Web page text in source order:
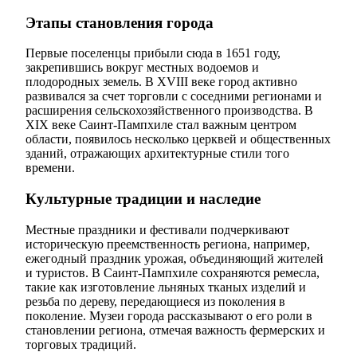
Этапы становления города
Первые поселенцы прибыли сюда в 1651 году,
закрепившись вокруг местных водоемов и
плодородных земель. В XVIII веке город активно
развивался за счет торговли с соседними регионами и
расширения сельскохозяйственного производства. В
XIX веке Саинт-Пампхиле стал важным центром
области, появилось несколько церквей и общественных
зданий, отражающих архитектурные стили того
времени.
Культурные традиции и наследие
Местные праздники и фестивали подчеркивают
историческую преемственность региона, например,
ежегодный праздник урожая, объединяющий жителей
и туристов. В Саинт-Пампхиле сохраняются ремесла,
такие как изготовление льняных тканых изделий и
резьба по дереву, передающиеся из поколения в
поколение. Музеи города рассказывают о его роли в
становлении региона, отмечая важность фермерских и
торговых традиций.